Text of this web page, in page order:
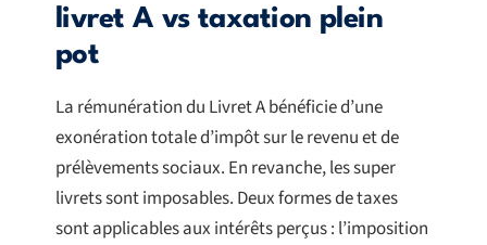
livret A vs taxation plein
pot
La rémunération du Livret A bénéficie d’une
exonération totale d’impôt sur le revenu et de
prélèvements sociaux. En revanche, les super
livrets sont imposables. Deux formes de taxes
sont applicables aux intérêts perçus : l’imposition